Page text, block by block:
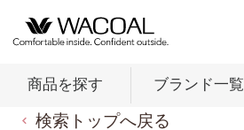
商品を探す ブランド一覧
検索トップへ戻る